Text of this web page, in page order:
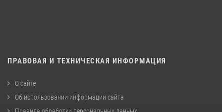
ПРАВОВАЯ И ТЕХНИЧЕСКАЯ ИНФОРМАЦИЯ
О сайте
Об использовании информации сайта